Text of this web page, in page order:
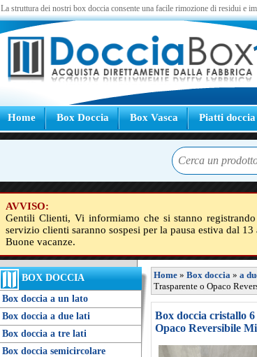
La struttura dei nostri box doccia consente una facile rimozione di residui e
Home Box Doccia Box Vasca Piatti doccia
AVVISO:
Gentili Clienti, Vi informiamo che si stanno
servizio clienti saranno sospesi per la pausa estiva dal
Buone vacanze.
BOX DOCCIA
Box doccia a un lato
Box doccia a due lati
Box doccia a tre lati
Box doccia semicircolare
Home » Box doccia » a
Trasparente o Opaco
Box doccia cristallo
Opaco Reversibile